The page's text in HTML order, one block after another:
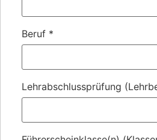
Beruf *
Lehrabschlussprüfung